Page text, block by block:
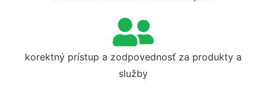
korektný prístup a zodpovednosť za produkty a
služby